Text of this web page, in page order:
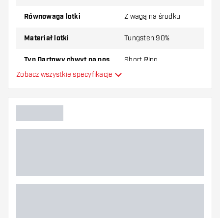
Równowaga lotki Z wagą na środku
Materiał lotki Tungsten 90%
Typ Dartowy chwyt na nos Short Ring
Kolor lotki
Zobacz wszystkie specyfikacje